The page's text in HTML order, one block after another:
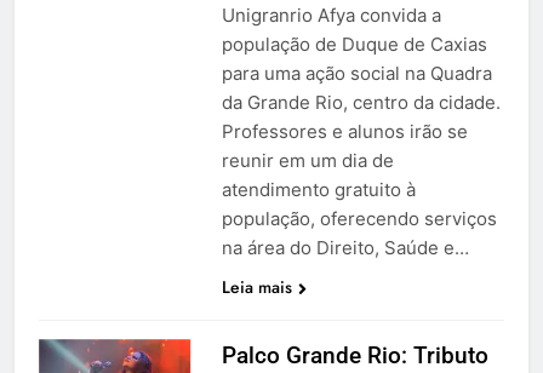
Unigranrio Afya convida a
população de Duque de Caxias
para uma ação social na Quadra
da Grande Rio, centro da cidade.
Professores e alunos irão se
reunir em um dia de
atendimento gratuito à
população, oferecendo serviços
na área do Direito, Saúde e…
Leia mais
Palco Grande Rio: Tributo